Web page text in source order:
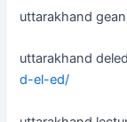
uttarakhand
uttarakhand
d-el-ed/